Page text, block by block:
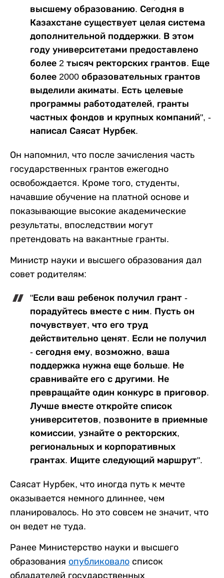
высшему образованию. Сегодня в
Казахстане существует целая система
дополнительной поддержки. В этом
году университетами предоставлено
более 2 тысяч ректорских грантов. Еще
более 2000 образовательных грантов
выделили акиматы. Есть целевые
программы работодателей, гранты
частных фондов и крупных компаний", -
написал Саясат Нурбек.
Он напомнил, что после зачисления часть
государственных грантов ежегодно
освобождается. Кроме того, студенты,
начавшие обучение на платной основе и
показывающие высокие академические
результаты, впоследствии могут
претендовать на вакантные гранты.
Министр науки и высшего образования дал
совет родителям:
"Если ваш ребенок получил грант -
порадуйтесь вместе с ним. Пусть он
почувствует, что его труд
действительно ценят. Если не получил
- сегодня ему, возможно, ваша
поддержка нужна еще больше. Не
сравнивайте его с другими. Не
превращайте один конкурс в приговор.
Лучше вместе откройте список
университетов, позвоните в приемные
комиссии, узнайте о ректорских,
региональных и корпоративных
грантах. Ищите следующий маршрут".
Саясат Нурбек, что иногда путь к мечте
оказывается немного длиннее, чем
планировалось. Но это совсем не значит, что
он ведет не туда.
Ранее Министерство науки и высшего
образования опубликовало список
обладателей государственных